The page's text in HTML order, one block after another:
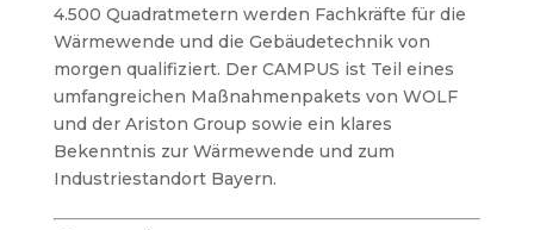
4.500 Quadratmetern werden Fachkräfte für die
Wärmewende und die Gebäudetechnik von
morgen qualifiziert. Der CAMPUS ist Teil eines
umfangreichen Maßnahmenpakets von WOLF
und der Ariston Group sowie ein klares
Bekenntnis zur Wärmewende und zum
Industriestandort Bayern.